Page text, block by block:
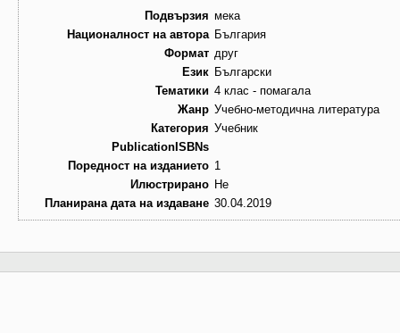
Подвързия мека
Националност на автора България
Формат друг
Език Български
Тематики 4 клас - помагала
Жанр Учебно-методична литература
Категория Учебник
PublicationISBNs
Поредност на изданието 1
Илюстрирано Не
Планирана дата на издаване 30.04.2019